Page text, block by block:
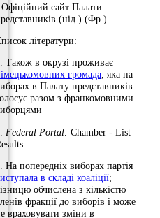
Офіційний сайт Палати
(нід.) (Фр.)
літератури:
Також в окрузі проживає
громада, яка на
в Палату представників
разом з франкомовними
Federal Portal: Chamber - List
На попередніх виборах партія
в складі коаліції;
обчислена з кількістю
фракції до виборів і може
враховувати зміни в